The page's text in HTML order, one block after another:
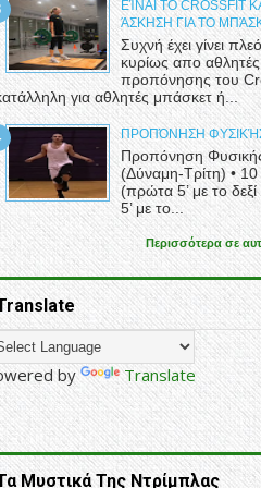
ΕΊΝΑΙ ΤΟ CROSSFIT
ΆΣΚΗΣΗ ΓΙΑ ΤΟ
Συχνή έχει γίνει
κυρίως απο
προπόνησης του
για αθλητές μπάσκετ ή...
ΠΡΟΠΌΝΗΣΗ
Προπόνηση
(Δύναμη-Τρίτη) • 10
(πρώτα 5’ με το δεξί
5’ με το...
Περισσότερα σε
by Translate
Μυστικά Της Ντρίμπλας